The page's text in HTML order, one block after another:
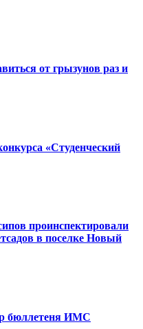
от грызунов раз и
«Студенческий
проинспектировали
в поселке Новый
бюллетеня ИМС